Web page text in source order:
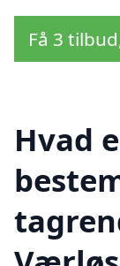
Få 3
Hvad